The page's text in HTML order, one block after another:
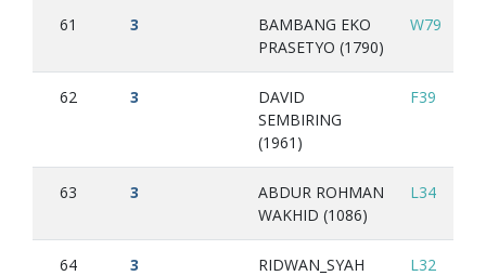
61 3
BAMBANG EKO
PRASETYO (1790)
W79
62 3
DAVID
SEMBIRING
(1961)
F39
63 3
ABDUR ROHMAN
WAKHID (1086)
L34
64 3
RIDWAN_SYAH
L32